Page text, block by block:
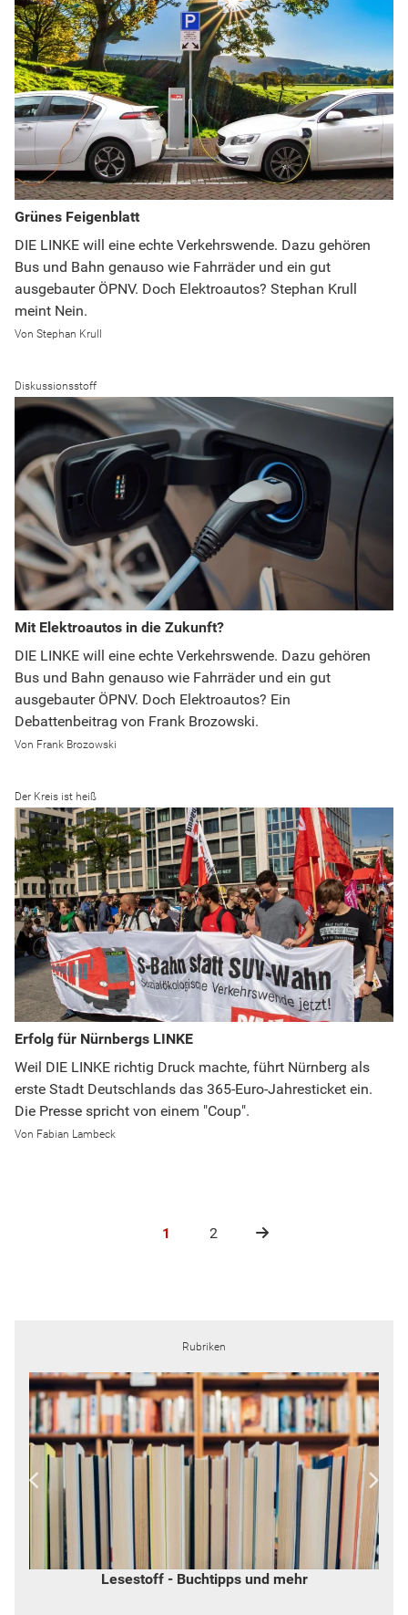
Grünes Feigenblatt
DIE LINKE will eine echte Verkehrswende. Dazu gehören
Bus und Bahn genauso wie Fahrräder und ein gut
ausgebauter ÖPNV. Doch Elektroautos? Stephan Krull
meint Nein.
Stephan Krull
Diskussionsstoff
Mit Elektroautos in die Zukunft?
DIE LINKE will eine echte Verkehrswende. Dazu gehören
Bus und Bahn genauso wie Fahrräder und ein gut
ausgebauter ÖPNV. Doch Elektroautos? Ein
Debattenbeitrag von Frank Brozowski.
Frank Brozowski
Der Kreis ist heiß
Erfolg für Nürnbergs LINKE
Weil DIE LINKE richtig Druck machte, führt Nürnberg als
erste Stadt Deutschlands das 365-Euro-Jahresticket ein.
Die Presse spricht von einem "Coup".
Fabian Lambeck
1 2
Rubriken
Widerspruch - von Inge Hannemann